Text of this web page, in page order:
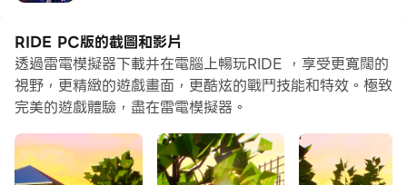
RIDE PC版的截圖和影片
透過雷電模擬器下載并在電腦上暢玩RIDE ，享受更寬闊的
視野，更精緻的遊戲畫面，更酷炫的戰鬥技能和特效。極致
完美的遊戲體驗，盡在雷電模擬器。